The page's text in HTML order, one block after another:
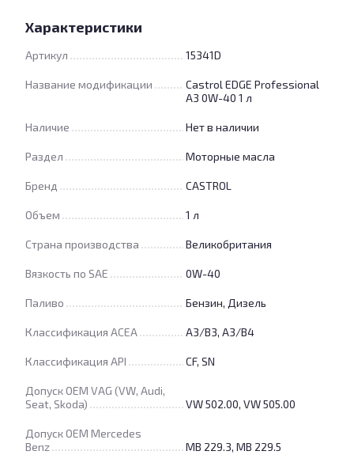
Характеристики
Артикул 15341D
Название модификации
Castrol EDGE Professional
A3 0W-40 1 л
Наличие Нет в наличии
Раздел Моторные масла
Бренд CASTROL
Объем 1 л
Страна производства Великобритания
Вязкость по SAE 0W-40
Паливо Бензин, Дизель
Классификация ACEA A3/B3, A3/B4
Классификация API CF, SN
Допуск OEM VAG (VW, Audi,
Seat, Skoda)
VW 502.00, VW 505.00
Допуск OEM Mercedes
Benz
MB 229.3, MB 229.5